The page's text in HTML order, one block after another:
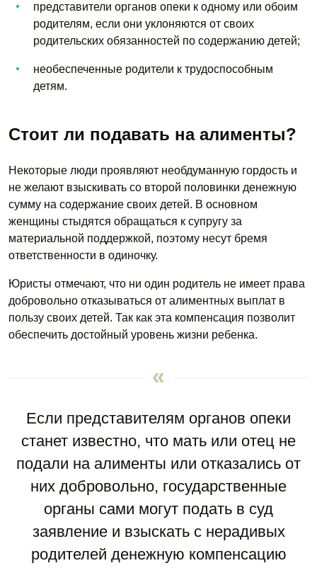
представители органов опеки к одному или обоим
родителям, если они уклоняются от своих
родительских обязанностей по содержанию детей;
необеспеченные родители к трудоспособным
детям.
Стоит ли подавать на алименты?
Некоторые люди проявляют необдуманную гордость и
не желают взыскивать со второй половинки денежную
сумму на содержание своих детей. В основном
женщины стыдятся обращаться к супругу за
материальной поддержкой, поэтому несут бремя
ответственности в одиночку.
Юристы отмечают, что ни один родитель не имеет права
добровольно отказываться от алиментных выплат в
пользу своих детей. Так как эта компенсация позволит
обеспечить достойный уровень жизни ребенка.
Если представителям органов опеки
станет известно, что мать или отец не
подали на алименты или отказались от
них добровольно, государственные
органы сами могут подать в суд
заявление и взыскать с нерадивых
родителей денежную компенсацию